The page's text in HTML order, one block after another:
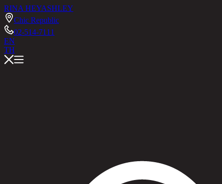
RINA HEYASHLEY
Chic Republic
02-514-7111
EN
TH